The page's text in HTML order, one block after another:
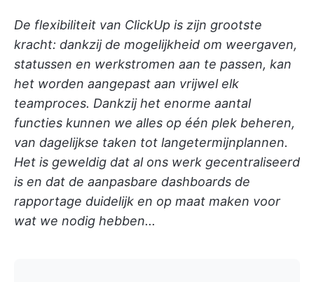
De flexibiliteit van ClickUp is zijn grootste
kracht: dankzij de mogelijkheid om weergaven,
statussen en werkstromen aan te passen, kan
het worden aangepast aan vrijwel elk
teamproces. Dankzij het enorme aantal
functies kunnen we alles op één plek beheren,
van dagelijkse taken tot langetermijnplannen.
Het is geweldig dat al ons werk gecentraliseerd
is en dat de aanpasbare dashboards de
rapportage duidelijk en op maat maken voor
wat we nodig hebben...